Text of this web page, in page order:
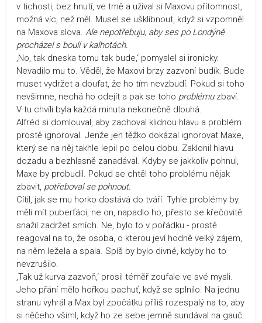
v tichosti, bez hnutí, ve tmě a užíval si Maxovu přítomnost,
možná víc, než měl. Musel se ušklíbnout, když si vzpomněl
na Maxova slova. Ale nepotřebuju, aby ses po Londýně
procházel s boulí v kalhotách.
‚No, tak dneska tomu tak bude,‘ pomyslel si ironicky.
Nevadilo mu to. Věděl, že Maxovi brzy zazvoní budík. Bude
muset vydržet a doufat, že ho tím nevzbudí. Pokud si toho
nevšimne, nechá ho odejít a pak se toho problémuzbaví.
V tu chvíli byla každá minuta nekonečně dlouhá.
Alfréd si domlouval, aby zachoval klidnou hlavu a problém
prostě ignoroval. Jenže jen těžko dokázal ignorovat Maxe,
který se na něj takhle lepil po celou dobu. Zaklonil hlavu
dozadu a bezhlasně zanadával. Kdyby se jakkoliv pohnul,
Maxe by probudil. Pokud se chtěl toho problému nějak
zbavit, potřeboval se pohnout.
Cítil, jak se mu horko dostává do tváří. Tyhle problémy by
měli mít puberťáci, ne on, napadlo ho, přesto se křečovitě
snažil zadržet smích. Ne, bylo to v pořádku - prostě
reagoval na to, že osoba, o kterou jeví hodně velký zájem,
na něm ležela a spala. Spíš by bylo divné, kdyby ho to
nevzrušilo.
‚Tak už kurva zazvoň,‘ prosil téměř zoufale ve své mysli.
Jeho přání mělo hořkou pachuť, když se splnilo. Na jednu
stranu vyhrál a Max byl zpočátku příliš rozespalý na to, aby
si něčeho všiml, když ho ze sebe jemně sundával na gauč.